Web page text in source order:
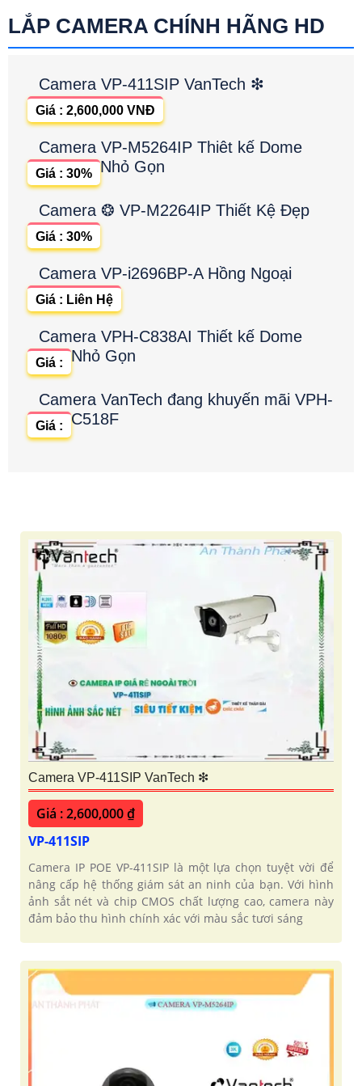
LẮP CAMERA CHÍNH HÃNG HD
Camera VP-411SIP VanTech ❇
Giá : 2,600,000 VNĐ
Camera VP-M5264IP Thiêt kế Dome
Nhỏ Gọn
Giá : 30%
Camera ❂ VP-M2264IP Thiết Kệ Đẹp
Giá : 30%
Camera VP-i2696BP-A Hồng Ngoại
Giá : Liên Hệ
Camera VPH-C838AI Thiết kế Dome
Nhỏ Gọn
Giá :
Camera VanTech đang khuyến mãi VPH-
C518F
Giá :
Camera VP-411SIP VanTech ❇
Giá : 2,600,000 ₫
VP-411SIP
Camera IP POE VP-411SIP là một lựa chọn tuyệt vời để
nâng cấp hệ thống giám sát an ninh của bạn. Với hình
ảnh sắt nét và chip CMOS chất lượng cao, camera này
đảm bảo thu hình chính xác với màu sắc tươi sáng